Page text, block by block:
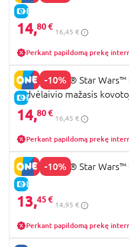
E-KAINA
14,80 €
16,45 €
Perkant papildomą prekę
-10%
E-KAINA
75400 LEGO® Star Wars™
erdvėlaivio mažasis
14,80 €
16,45 €
Perkant papildomą prekę
-10%
E-KAINA
75448 LEGO® Star
13,45 €
14,95 €
Perkant papildomą prekę